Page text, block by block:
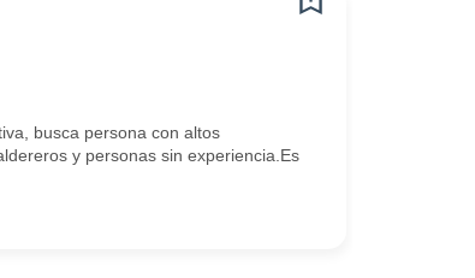
busca persona con altos
y personas sin experiencia.Es